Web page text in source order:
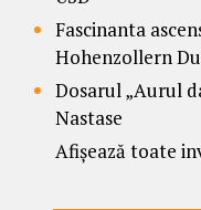
Fascinanta
Hohenzollern
Dosarul „Aurul
Nastase
Afișează toate